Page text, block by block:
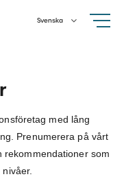
Svenska
med lång
Prenumerera på vårt
rekommendationer som